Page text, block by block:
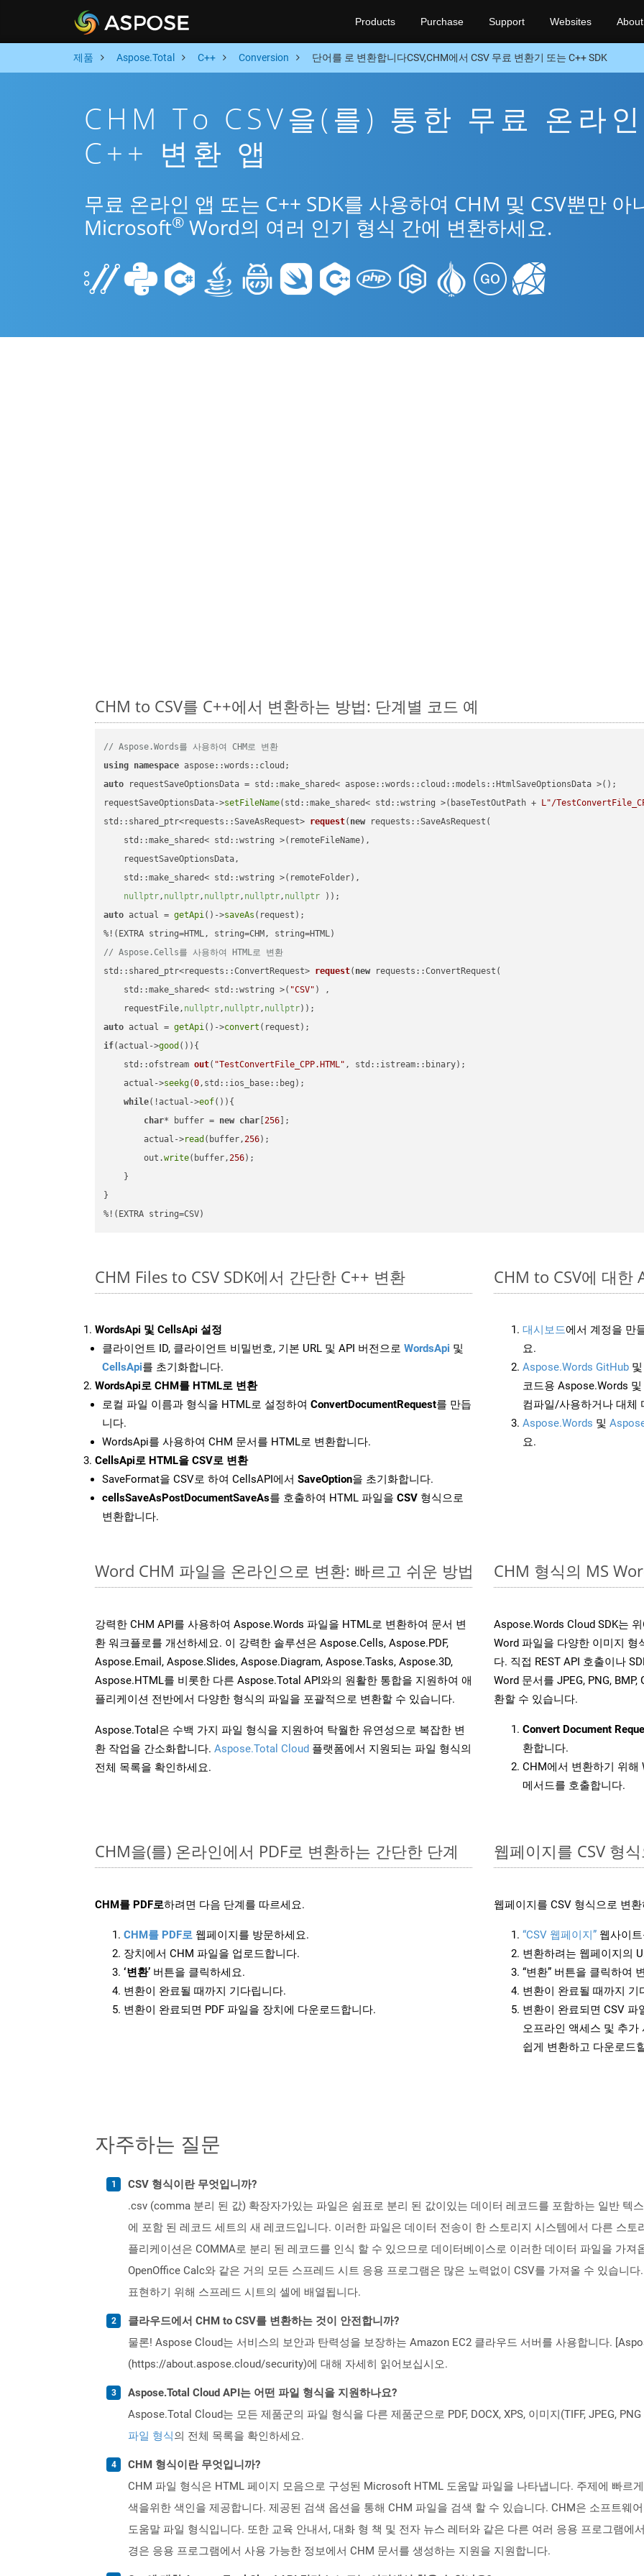
Products Purchase Support Websites About
제품 Aspose.Total C++ Conversion 단어를 로 변환합니다CSV,CHM에서 CSV 무료 변환기 또는 C++ SDK
CHM To CSV을(를) 통한 무료 온라인
C++ 변환 앱
무료 온라인 앱 또는 C++ SDK를 사용하여 CHM 및 CSV뿐만 아
Microsoft® Word의 여러 인기 형식 간에 변환하세요.
CHM to CSV를 C++에서 변환하는 방법: 단계별 코드 예
// Aspose.Words를 사용하여 CHM로 변환
using namespace
auto requestSaveOptionsData = std::make_shared< aspose::words::cloud::models::HtmlSaveOptionsData >();
requestSaveOptionsData->setFileName(std::make_shared< std::wstring >(baseTestOutPath + L"/
std::shared_ptr<requests::SaveAsRequest> request( new requests::SaveAsRequest(
    std::make_shared< std::wstring >(remoteFileName),
    requestSaveOptionsData,
    std::make_shared< std::wstring >(remoteFolder),
nullptr, nullptr, nullptr, nullptr, nullptr ))
auto actual = getApi()->saveAs (request);
// Aspose.Cells를 사용하여 HTML로 변환
std::shared_ptr<requests::ConvertRequest> request( new requests::ConvertRequest(
    std::make_shared< std::wstring >(
"CSV" ) ,
    requestFile,
nullptr, nullptr, nullptr))
auto actual = getApi()->convert
if(actual->good ()){
std::ofstream out( "TestConvertFile_CPP.HTML" , std::istream::binary) ;
    actual->
seekg(0,std::ios_base::beg);
while(!actual->eof()){
char* buffer = new char [256 ];
        actual->
read (buffer,256);
        out.
write(buffer,256);
    }
}
%!(EXTRA string=CSV)
CHM Files to CSV SDK에서 간단한 C++ 변환
WordsApi 및 CellsApi 설정
클라이언트 ID, 클라이언트 비밀번호, 기본 URL 및 API 버전으로 WordsApi 및
CellsApi를 초기화합니다.
WordsApi로 CHM를 HTML로 변환
로컬 파일 이름과 형식을 HTML로 설정하여 ConvertDocumentRequest를 만듭
니다.
WordsApi를 사용하여 CHM 문서를 HTML로 변환합니다.
CellsApi로 HTML을 CSV로 변환
SaveFormat을 CSV로 하여 CellsAPI에서 SaveOption을 초기화합니다.
cellsSaveAsPostDocumentSaveAs를 호출하여 HTML 파일을 CSV 형식으로
변환합니다.
CHM to CSV에 대한
대시보드에서 계정을 만
요.
Aspose.Words GitHub 및
코드용 Aspose.Words
컴파일/사용하거나 대체
Aspose.Words 및
요.
Word CHM 파일을 온라인으로 변환: 빠르고 쉬운 방법
강력한 CHM API를 사용하여 Aspose.Words 파일을 HTML로 변환하여 문서 변
환 워크플로를 개선하세요. 이 강력한 솔루션은 Aspose.Cells, Aspose.PDF,
Aspose.Email, Aspose.Slides, Aspose.Diagram, Aspose.Tasks, Aspose.3D,
Aspose.HTML를 비롯한 다른 Aspose.Total API와의 원활한 통합을 지원하여 애
플리케이션 전반에서 다양한 형식의 파일을 포괄적으로 변환할 수 있습니다.
Aspose.Total은 수백 가지 파일 형식을 지원하여 탁월한 유연성으로 복잡한 변
환 작업을 간소화합니다. Aspose.Total Cloud 플랫폼에서 지원되는 파일 형식의
전체 목록을 확인하세요.
CHM 형식의 MS
Aspose.Words Cloud SDK는
Word 파일을 다양한 이미지 형
다. 직접 REST API 호출이나
Word 문서를 JPEG, PNG,
환할 수 있습니다.
Convert Document
환합니다.
CHM에서 변환하기 위해
메서드를 호출합니다.
CHM을(를) 온라인에서 PDF로 변환하는 간단한 단계
CHM를 PDF로하려면 다음 단계를 따르세요.
CHM를 PDF로 웹페이지를 방문하세요.
장치에서 CHM 파일을 업로드합니다.
‘변환’ 버튼을 클릭하세요.
변환이 완료될 때까지 기다립니다.
변환이 완료되면 PDF 파일을 장치에 다운로드합니다.
웹페이지를 CSV 형
웹페이지를 CSV 형식으로 변
“CSV 웹페이지” 웹사이
변환하려는 웹페이지의
“변환” 버튼을 클릭하여
변환이 완료될 때까지 기
변환이 완료되면 CSV 파
오프라인 액세스 및 추가
쉽게 변환하고 다운로드
자주하는 질문
CSV 형식이란 무엇입니까?
.csv (comma 분리 된 값) 확장자가있는 파일은 쉼표로 분리 된 값이있는 데이터 레코드를 포함하는 일반 텍
에 포함 된 레코드 세트의 새 레코드입니다. 이러한 파일은 데이터 전송이 한 스토리지 시스템에서 다른 스
플리케이션은 COMMA로 분리 된 레코드를 인식 할 수 있으므로 데이터베이스로 이러한 데이터 파일을 가
OpenOffice Calc와 같은 거의 모든 스프레드 시트 응용 프로그램은 많은 노력없이 CSV를 가져올 수 있습니
표현하기 위해 스프레드 시트의 셀에 배열됩니다.
클라우드에서 CHM to CSV를 변환하는 것이 안전합니까?
물론! Aspose Cloud는 서비스의 보안과 탄력성을 보장하는 Amazon EC2 클라우드 서버를 사용합니다.
(https://about.aspose.cloud/security)에 대해 자세히 읽어보십시오.
Aspose.Total Cloud API는 어떤 파일 형식을 지원하나요?
Aspose.Total Cloud는 모든 제품군의 파일 형식을 다른 제품군으로 PDF, DOCX, XPS, 이미지(TIFF, JPEG,
파일 형식의 전체 목록을 확인하세요.
CHM 형식이란 무엇입니까?
CHM 파일 형식은 HTML 페이지 모음으로 구성된 Microsoft HTML 도움말 파일을 나타냅니다. 주제에 빠르
색을위한 색인을 제공합니다. 제공된 검색 옵션을 통해 CHM 파일을 검색 할 수 있습니다. CHM은 소프트웨
도움말 파일 형식입니다. 또한 교육 안내서, 대화 형 책 및 전자 뉴스 레터와 같은 다른 여러 응용 프로그램
경은 응용 프로그램에서 사용 가능한 정보에서 CHM 문서를 생성하는 지원을 지원합니다.